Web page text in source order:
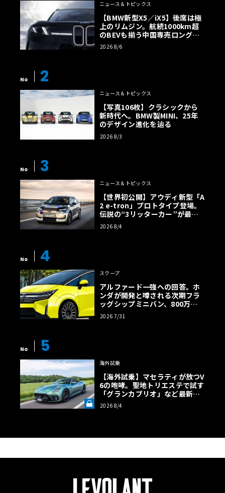
ニュース＆トピックス
【BMW新型X5／iX5】後席は極
上のリムジン。航続1000km超
のBEVも揃う中国専売ロング仕
様の全貌
2026 8/6
No 2
ニュース＆トピックス
【写真106枚】クラシックから
新時代へ。BMW製MINI、25年
のデザイン進化を辿る
2026 8/3
No 3
ニュース＆トピックス
【世界初公開】アウディ新型「A
2 e-tron」プロトタイプ登場。
伝説の“3リッターカー”が最高
効率エントリーBEVとして復活
【画像38枚】
2026 8/4
No 4
スクープ
アルファード一強への回答。ホ
ンダが開発と噂される次期フラ
ッグシップミニバン、800万円
超の勝算【予想CG】
2026 7/31
No 5
海外試乗
【海外試乗】マセラティが放つV
6の咆哮。聖地トリエステで試す
「グランカブリオ」など最新ト
ロフェオ3台の官能評価《LE VO
LANT LAB》
2026 8/4